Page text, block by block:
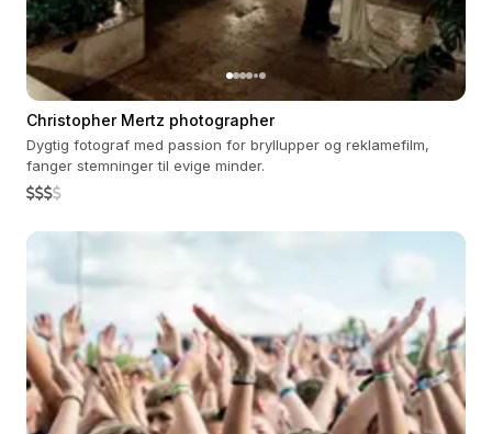
Christopher Mertz photographer
Dygtig fotograf med passion for bryllupper og reklamefilm,
fanger stemninger til evige minder.